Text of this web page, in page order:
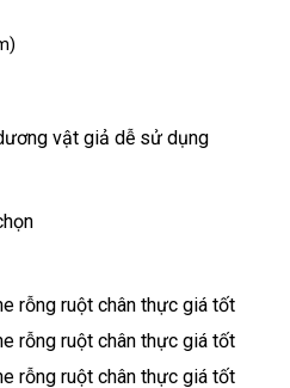
vật giả dễ sử dụng